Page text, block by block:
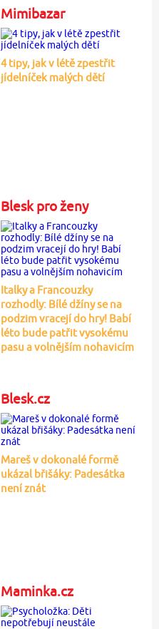
Mimibazar
4 tipy, jak v létě zpestřit
jídelníček malých dětí
Blesk pro ženy
Italky a Francouzky
rozhodly: Bílé džíny se na
podzim vracejí do hry! Babí
léto bude patřit vysokému
pasu a volnějším nohavicím
Blesk.cz
Mareš v dokonalé formě
ukázal břišáky: Padesátka
není znát
Maminka.cz